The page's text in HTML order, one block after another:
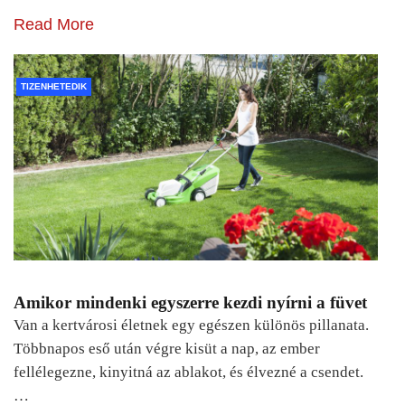
Read More
TIZENHETEDIK
Amikor mindenki egyszerre kezdi nyírni a füvet
Van a kertvárosi életnek egy egészen különös pillanata.
Többnapos eső után végre kisüt a nap, az ember
fellélegezne, kinyitná az ablakot, és élvezné a csendet.
…